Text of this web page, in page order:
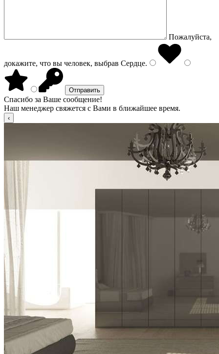
Пожалуйста,
докажите, что вы человек, выбрав Сердце.
Спасибо за Ваше сообщение!
Наш менеджер свяжется с Вами в ближайшее время.